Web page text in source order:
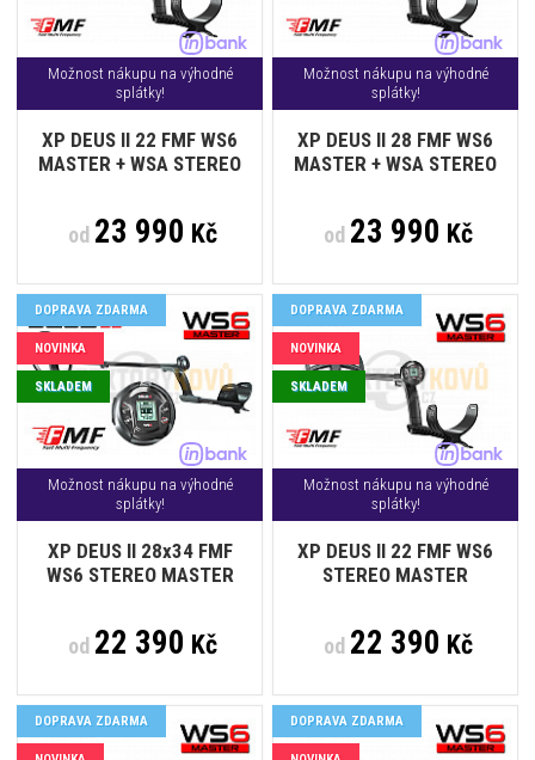
Možnost nákupu na výhodné
splátky!
XP DEUS II 22 FMF WS6
MASTER + WSA STEREO
od23 990 Kč
Možnost nákupu na výhodné
splátky!
XP DEUS II 28 FMF WS6
MASTER + WSA STEREO
od23 990 Kč
Možnost nákupu na výhodné
splátky!
XP DEUS II 28x34 FMF
WS6 STEREO MASTER
DOPRAVA ZDARMA
NOVINKA
SKLADEM
od22 390 Kč
Možnost nákupu na výhodné
splátky!
XP DEUS II 22 FMF WS6
STEREO MASTER
DOPRAVA ZDARMA
NOVINKA
SKLADEM
od22 390 Kč
DOPRAVA ZDARMA DOPRAVA ZDARMA